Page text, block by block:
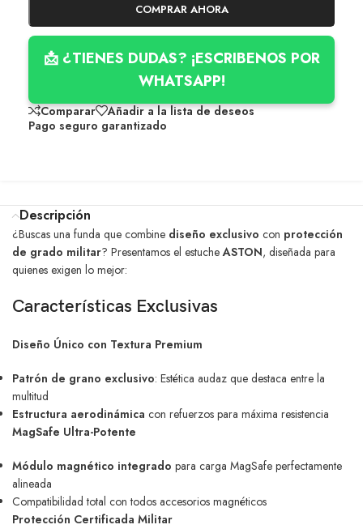
COMPRAR AHORA
📩 ¿TIENES DUDAS? ¡ESCRIBENOS POR
WHATSAPP!
Comparar
Añadir a la lista de deseos
Pago seguro garantizado
Descripción
¿Buscas una funda que combine diseño exclusivo con protección
de grado militar? Presentamos el estucheASTON, diseñada para
quienes exigen lo mejor:
Características Exclusivas
Diseño Único con Textura Premium
Patrón de grano exclusivo: Estética audaz que destaca entre la
multitud
Estructura aerodinámica con refuerzos para máxima resistencia
MagSafe Ultra-Potente
Módulo magnético integrado para carga MagSafe perfectamente
alineada
Compatibilidad total con todos accesorios magnéticos
Protección Certificada Militar